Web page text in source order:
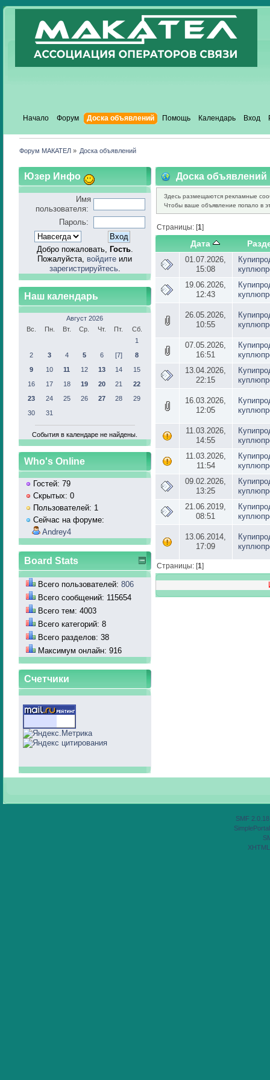
Начало Форум Доска объявлений Помощь Календарь Вход
Форум МАКАТЕЛ » Доска объявлений
Юзер Инфо
Имя
пользователя:
Пароль:
Добро пожаловать, Гость.
Пожалуйста, войдите или
зарегистрируйтесь.
Наш календарь
Август 2026
Вс.
Пн. Вт. Ср. Чт. Пт.
Сб.
1
2
3 4 5 6 [7]
8
9
10 11 12 13 14
15
16
17 18 19 20 21
22
23
24 25 26 27 28
29
30
31
События в календаре не найдены.
Who's Online
Гостей: 79
Скрытых: 0
Пользователей: 1
Сейчас на форуме:
Andrey4
Board Stats
Всего пользователей: 806
Всего сообщений: 115654
Всего тем: 4003
Всего категорий: 8
Всего разделов: 38
Максимум онлайн: 916
Счетчики
Доска объявлений
Здесь размещаются рекламные
Чтобы ваше объявление попало в
Страницы: [1]
Дата
01.07.2026,
15:08
19.06.2026,
12:43
26.05.2026,
10:55
07.05.2026,
16:51
13.04.2026,
22:15
16.03.2026,
12:05
11.03.2026,
14:55
11.03.2026,
11:54
09.02.2026,
13:25
21.06.2019,
08:51
13.06.2014,
17:09
Страницы: [1]
SMF 2.0.18
XHTML